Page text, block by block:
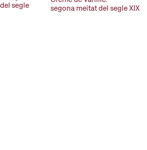
segle
segona meitat del segle XIX